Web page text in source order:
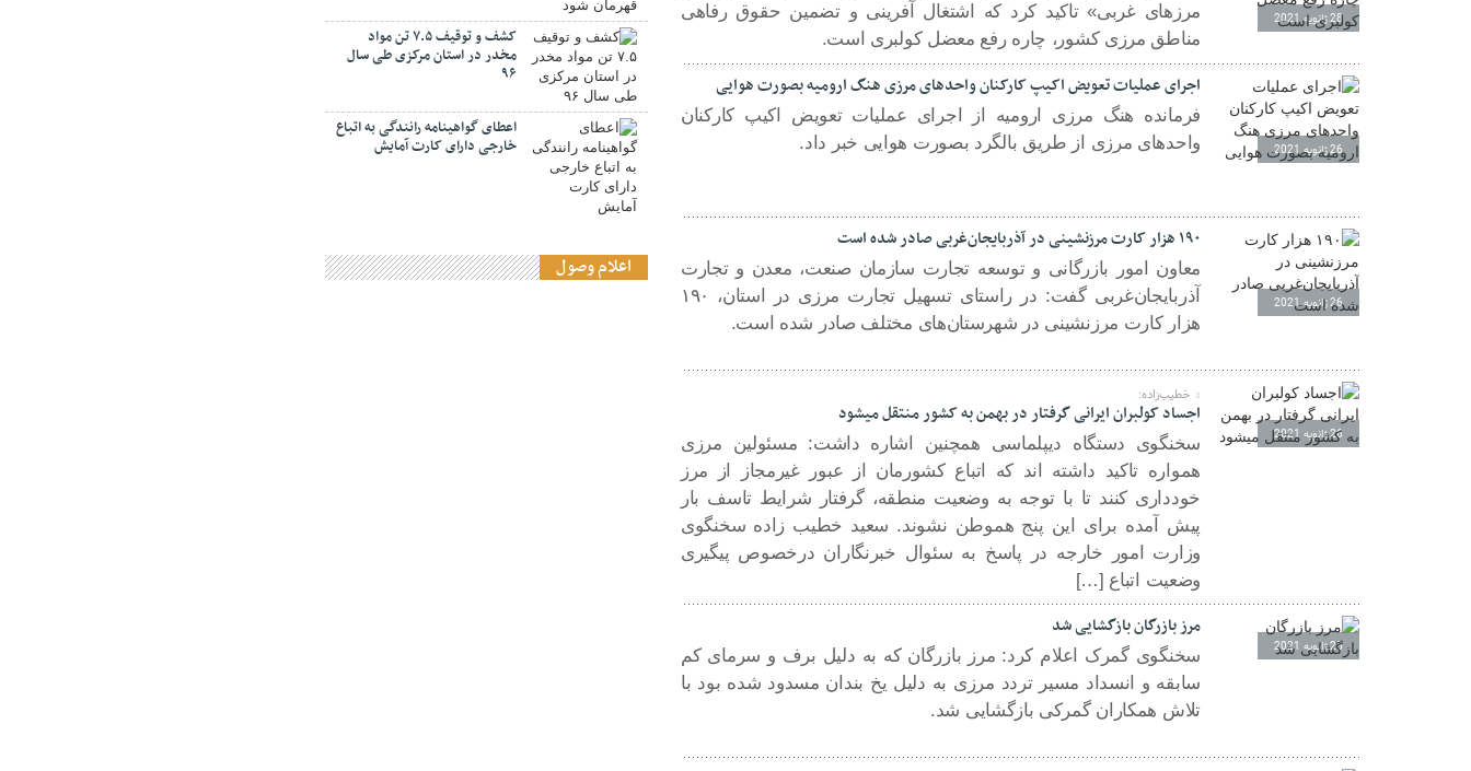
28 ژانویه 2021
مرزهای غربی» تاکید کرد که اشتغال آفرینی و تضمین حقوق رفاهی
مناطق مرزی کشور، چاره رفع معضل کولبری است.
26 ژانویه 2021
اجرای عملیات تعویض اکیپ کارکنان واحد‌های مرزی هنگ ارومیه بصورت هوایی
فرمانده هنگ مرزی ارومیه از اجرای عملیات تعویض اکیپ کارکنان
واحد‌های مرزی از طریق بالگرد بصورت هوایی خبر داد.
26 ژانویه 2021
۱۹۰ هزار کارت مرزنشینی در آذربایجان‌غربی صادر شده است
معاون امور بازرگانی و توسعه تجارت سازمان صنعت، معدن و تجارت
آذربایجان‌غربی گفت: در راستای تسهیل تجارت مرزی در استان، ۱۹۰
هزار کارت مرزنشینی در شهرستان‌های مختلف صادر شده است.
26 ژانویه 2021
خطیب‌زاده:
اجساد کولبران ایرانی گرفتار در بهمن به کشور منتقل میشود
سخنگوی دستگاه دیپلماسی همچنین اشاره داشت: مسئولین مرزی
همواره تاکید داشته اند که اتباع کشورمان از عبور غیرمجاز از مرز
خودداری کنند تا با توجه به وضعیت منطقه، گرفتار شرایط تاسف بار
پیش آمده برای این پنج هموطن نشوند. سعید خطیب زاده سخنگوی
وزارت امور خارجه در پاسخ به سئوال خبرنگاران درخصوص پیگیری
وضعیت اتباع […]
25 ژانویه 2021
مرز بازرگان بازگشایی شد
سخنگوی گمرک اعلام کرد: مرز بازرگان که به دلیل برف و سرمای کم
سابقه و انسداد مسیر تردد مرزی به دلیل یخ بندان مسدود شده بود با
تلاش همکاران گمرکی بازگشایی شد.
کشف و توقیف ۷.۵ تن مواد
مخدر در استان مرکزی طی سال
۹۶
اعطای گواهینامه رانندگی به اتباع
خارجی دارای کارت آمایش
اعلام وصول